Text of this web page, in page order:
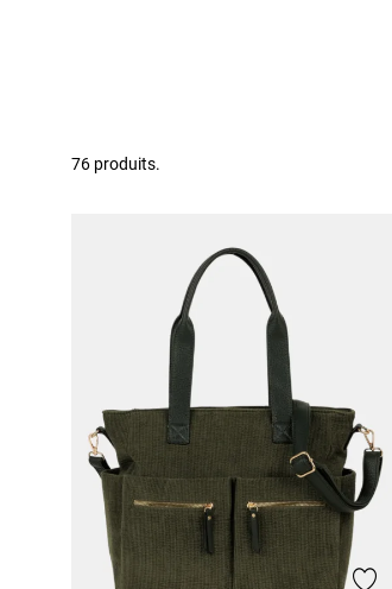
76 produits.